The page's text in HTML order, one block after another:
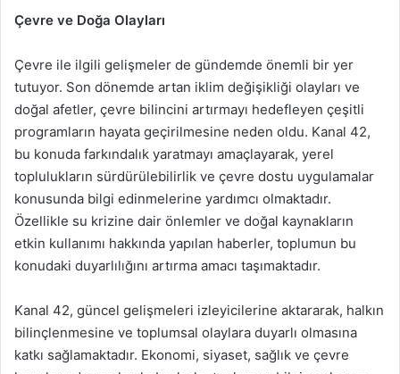
Çevre ve Doğa Olayları
Çevre ile ilgili gelişmeler de gündemde önemli bir yer
tutuyor. Son dönemde artan iklim değişikliği olayları ve
doğal afetler, çevre bilincini artırmayı hedefleyen çeşitli
programların hayata geçirilmesine neden oldu. Kanal 42,
bu konuda farkındalık yaratmayı amaçlayarak, yerel
toplulukların sürdürülebilirlik ve çevre dostu uygulamalar
konusunda bilgi edinmelerine yardımcı olmaktadır.
Özellikle su krizine dair önlemler ve doğal kaynakların
etkin kullanımı hakkında yapılan haberler, toplumun bu
konudaki duyarlılığını artırma amacı taşımaktadır.
Kanal 42, güncel gelişmeleri izleyicilerine aktararak, halkın
bilinçlenmesine ve toplumsal olaylara duyarlı olmasına
katkı sağlamaktadır. Ekonomi, siyaset, sağlık ve çevre